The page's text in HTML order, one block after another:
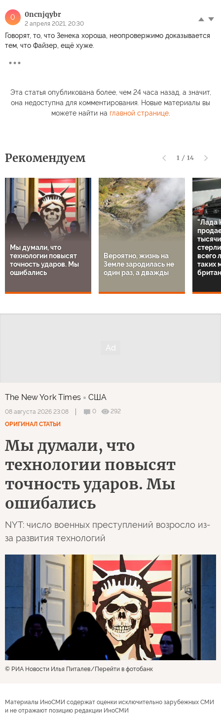
0 0ncnjqybr
2 апреля 2021, 20:30
Говорят, то, что Зенека хороша, неопровержимо доказывается
тем, что Файзер, ещё хуже.
Эта статья опубликована более, чем 24 часа назад, а значит,
она недоступна для комментирования. Новые материалы вы
можете найти на главной странице.
Рекомендуем 1 / 14
Мы думали, что
технологии повысят
точность ударов. Мы
ошибались
Вероятно, жизнь на
Земле зародилась не
один раз, а дважды
"Лада
всего
таких
The New York Times США
08 августа 2026 23:08 0
292
ОРИГИНАЛ СТАТЬИ
Мы думали, что
технологии повысят
точность ударов. Мы
ошибались
NYT: число военных преступлений возросло из-
за развития технологий
© РИА Новости Илья Питалев Перейти в фотобанк
Материалы ИноСМИ содержат оценки исключительно зарубежных СМИ
и не отражают позицию редакции ИноСМИ